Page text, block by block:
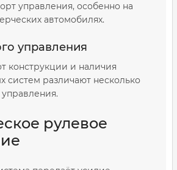
управления, особенно на
автомобилях.
управления
конструкции и наличия
систем различают несколько
рулевое